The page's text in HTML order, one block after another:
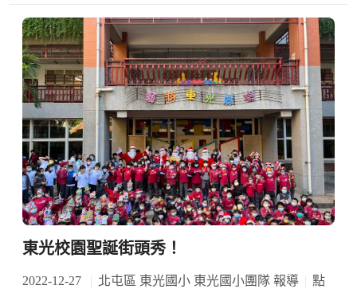
東光校園聖誕街頭秀！
2022-12-27 北屯區 東光國小 東光國小團隊 報導
點